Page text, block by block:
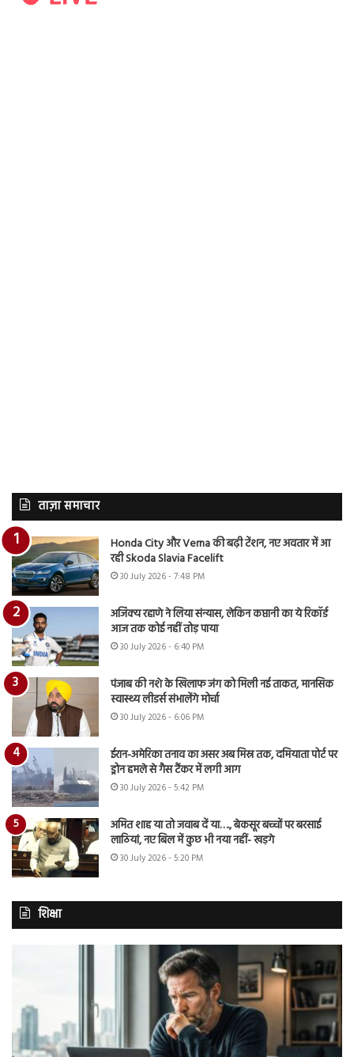
ताज़ा समाचार
Honda City और Verna की बढ़ी टेंशन, नए अवतार में आ
रही Skoda Slavia Facelift
30 July 2026 - 7:48 PM
अजिंक्य रहाणे ने लिया संन्यास, लेकिन कप्तानी का ये रिकॉर्ड
आज तक कोई नहीं तोड़ पाया
30 July 2026 - 6:40 PM
पंजाब की नशे के खिलाफ जंग को मिली नई ताकत, मानसिक
स्वास्थ्य लीडर्स संभालेंगे मोर्चा
30 July 2026 - 6:06 PM
ईरान-अमेरिका तनाव का असर अब मिस्र तक, दमियाता पोर्ट पर
ड्रोन हमले से गैस टैंकर में लगी आग
30 July 2026 - 5:42 PM
अमित शाह या तो जवाब दें या…., बेकसूर बच्चों पर बरसाई
लाठियां, नए बिल में कुछ भी नया नहीं- खड़गे
30 July 2026 - 5:20 PM
शिक्षा